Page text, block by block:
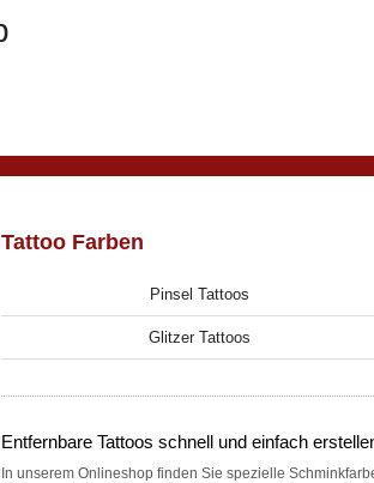
Tattoo Farben
Pinsel Tattoos
Glitzer Tattoos
Entfernbare Tattoos schnell und einfach
In unserem Onlineshop finden Sie spezielle